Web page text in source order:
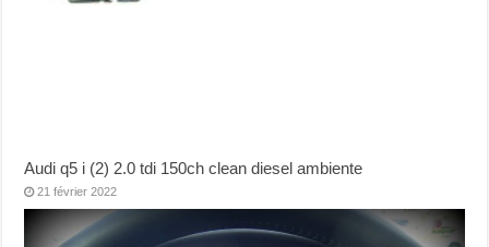
Audi q5 i (2) 2.0 tdi 150ch clean diesel ambiente
21 février 2022